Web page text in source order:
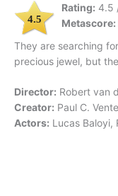
4.5
Rating: 4.5
Metascore:
They are searching
precious jewel, but
Director: Robert van
Creator: Paul C.
Actors: Lucas Baloyi,